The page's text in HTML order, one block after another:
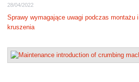
28/04/2022
Sprawy wymagające uwagi podczas montażu
kruszenia